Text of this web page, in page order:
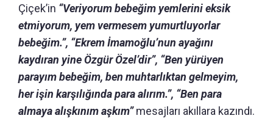
Çiçek’in “Veriyorum bebeğim yemlerini eksik
etmiyorum, yem vermesem yumurtluyorlar
bebeğim.”, “Ekrem İmamoğlu’nun ayağını
kaydıran yine Özgür Özel’dir”, “Ben yürüyen
parayım bebeğim, ben muhtarlıktan gelmeyim,
her işin karşılığında para alırım.”, “Ben para
almaya alışkınım aşkım”mesajları akıllara kazındı.